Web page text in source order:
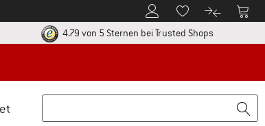
Zum KundenkontoZum Merkzettel.
Zum Zum
Rückgabe-Richtlinien Öffnet sich in einer Infobox
4.79 von 5 Sternen bei Trusted ShopsFinde alle